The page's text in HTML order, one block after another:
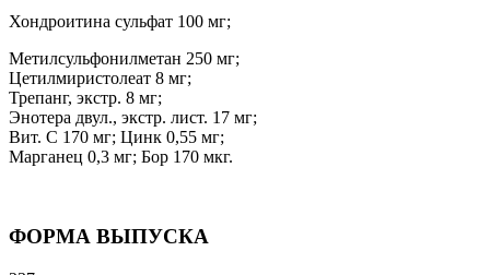
Хондроитина сульфат 100 мг;
Метилсульфонилметан 250 мг;
Цетилмиристолеат 8 мг;
Трепанг, экстр. 8 мг;
Энотера двул., экстр. лист. 17 мг;
Вит. С 170 мг; Цинк 0,55 мг;
Марганец 0,3 мг; Бор 170 мкг.
ФОРМА ВЫПУСКА